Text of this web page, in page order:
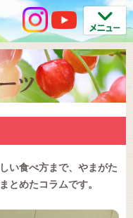
い食べ方まで、やまがた
とめたコラムです。